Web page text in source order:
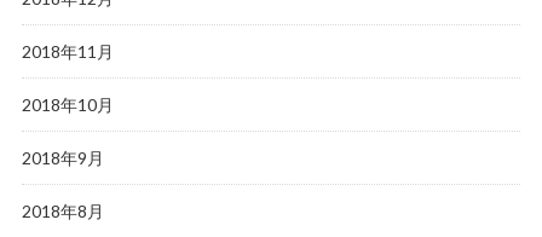
2018年11月
2018年10月
2018年9月
2018年8月